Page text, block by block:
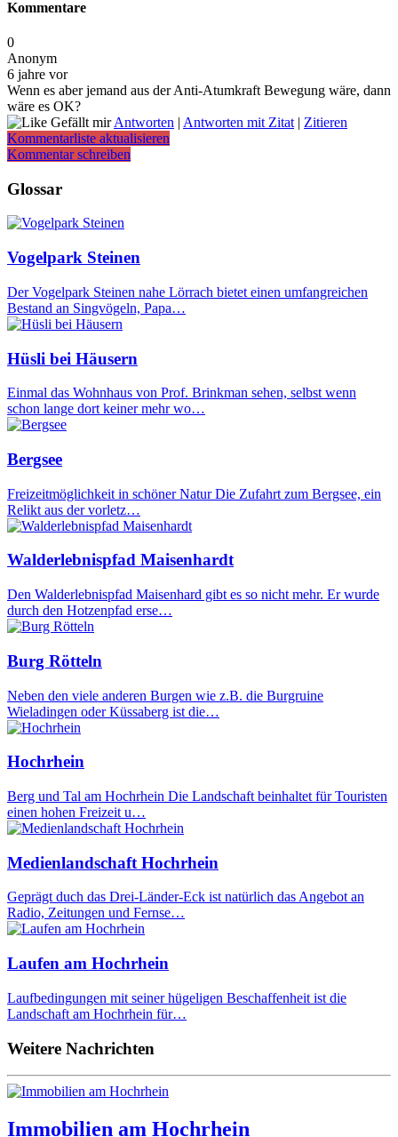
Kommentare
0
Anonym
6 jahre vor
Wenn es aber jemand aus der Anti-Atumkraft Bewegung wäre, dann
wäre es OK?
Gefällt mirAntworten | Antworten mit Zitat | Zitieren
Kommentarliste aktualisieren
Kommentar schreiben
Glossar
Vogelpark Steinen
Der Vogelpark Steinen nahe Lörrach bietet einen umfangreichen
Bestand an Singvögeln, Papa…
Hüsli bei Häusern
Einmal das Wohnhaus von Prof. Brinkman sehen, selbst wenn
schon lange dort keiner mehr wo…
Bergsee
Freizeitmöglichkeit in schöner Natur Die Zufahrt zum Bergsee, ein
Relikt aus der vorletz…
Walderlebnispfad Maisenhardt
Den Walderlebnispfad Maisenhard gibt es so nicht mehr. Er wurde
durch den Hotzenpfad erse…
Burg Rötteln
Neben den viele anderen Burgen wie z.B. die Burgruine
Wieladingen oder Küssaberg ist die…
Hochrhein
Berg und Tal am Hochrhein Die Landschaft beinhaltet für Touristen
einen hohen Freizeit u…
Medienlandschaft Hochrhein
Geprägt duch das Drei-Länder-Eck ist natürlich das Angebot an
Radio, Zeitungen und Fernse…
Laufen am Hochrhein
Laufbedingungen mit seiner hügeligen Beschaffenheit ist die
Landschaft am Hochrhein für…
Weitere Nachrichten
Immobilien am Hochrhein